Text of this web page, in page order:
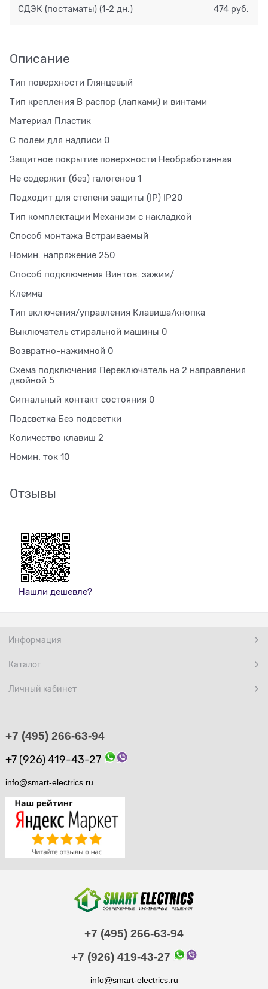
СДЭК (постаматы) (1-2 дн.) 474 руб.
Описание
Тип поверхности Глянцевый
Тип крепления В распор (лапками) и винтами
Материал Пластик
С полем для надписи 0
Защитное покрытие поверхности Необработанная
Не содержит (без) галогенов 1
Подходит для степени защиты (IP) IP20
Тип комплектации Механизм с накладкой
Способ монтажа Встраиваемый
Номин. напряжение 250
Способ подключения Винтов. зажим/
Клемма
Тип включения/управления Клавиша/кнопка
Выключатель стиральной машины 0
Возвратно-нажимной 0
Схема подключения Переключатель на 2 направления
двойной 5
Сигнальный контакт состояния 0
Подсветка Без подсветки
Количество клавиш 2
Номин. ток 10
Отзывы
Нашли дешевле?
Информация
Каталог
Личный кабинет
+7 (495) 266-63-94
+7 (926) 419-43-27
info@smart-electrics.ru
+7 (495) 266-63-94
+7 (926) 419-43-27
info@smart-electrics.ru